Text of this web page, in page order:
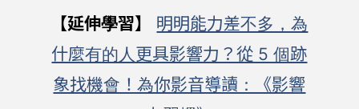
【延伸學習】
明明能力差不多，為
什麼有的人更具影響力？從 5 個跡
象找機會！為你影音導讀：《影響